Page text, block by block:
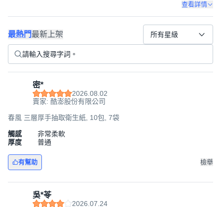
查看詳情
最熱門最新上架 所有星級
密*
2026.08.02
賣家: 酷澎股份有限公司
春風 三層厚手抽取衛生紙, 10包, 7袋
觸感
非常柔軟
厚度
普通
有幫助 檢舉
吳*苓
2026.07.24